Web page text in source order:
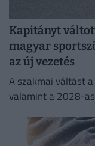
Kapitányt
magyar
az új vezetés
A szakmai váltást
valamint a 2028-
posztjáról távozott.